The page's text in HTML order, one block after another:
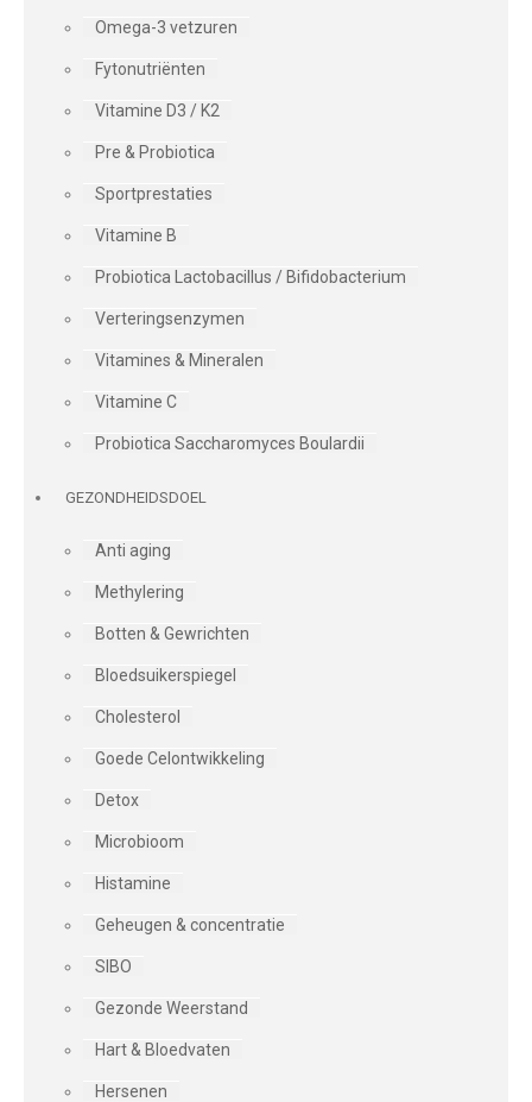
Omega-3 vetzuren
Fytonutriënten
Vitamine D3 / K2
Pre & Probiotica
Sportprestaties
Vitamine B
Probiotica Lactobacillus / Bifidobacterium
Verteringsenzymen
Vitamines & Mineralen
Vitamine C
Probiotica Saccharomyces Boulardii
GEZONDHEIDSDOEL
Anti aging
Methylering
Botten & Gewrichten
Bloedsuikerspiegel
Cholesterol
Goede Celontwikkeling
Detox
Microbioom
Histamine
Geheugen & concentratie
SIBO
Gezonde Weerstand
Hart & Bloedvaten
Hersenen